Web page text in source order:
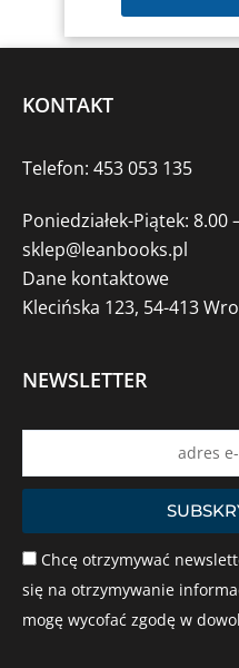
KONTAKT
Telefon: 453 053 135
Poniedziałek-Piątek: 8.00
sklep@leanbooks.pl
Dane kontaktowe
Klecińska 123, 54-413
NEWSLETTER
Chcę otrzymywać
się na otrzymywanie
mogę wycofać zgodę w